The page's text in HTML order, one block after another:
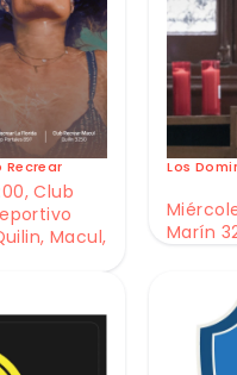
Recrear
Club
Macul,
Los
Marín